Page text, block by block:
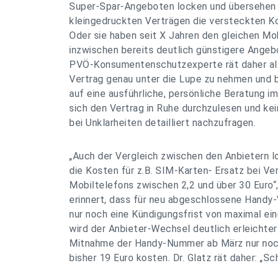
Super-Spar-Angeboten locken und
kleingedruckten Verträgen die versteckten
Oder sie haben seit X Jahren den gleichen
inzwischen bereits deutlich günstigere
PVÖ-Konsumentenschutzexperte rät daher
Vertrag genau unter die Lupe zu nehmen und
auf eine ausführliche, persönliche Beratung
sich den Vertrag in Ruhe durchzulesen und
bei Unklarheiten detailliert nachzufragen.
„Auch der Vergleich zwischen den Anbietern
die Kosten für z.B. SIM-Karten- Ersatz bei
Mobiltelefons zwischen 2,2 und über 30
erinnert, dass für neu abgeschlossene
nur noch eine Kündigungsfrist von maximal
wird der Anbieter-Wechsel deutlich
Mitnahme der Handy-Nummer ab März nur
bisher 19 Euro kosten. Dr. Glatz rät daher: